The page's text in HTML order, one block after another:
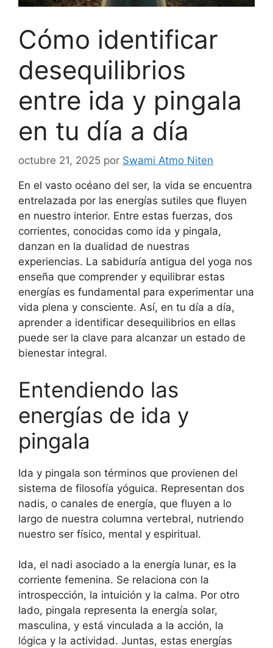
Cómo identificar
desequilibrios
entre ida y pingala
en tu día a día
octubre 21, 2025 por Swami Atmo Niten
En el vasto océano del ser, la vida se encuentra
entrelazada por las energías sutiles que fluyen
en nuestro interior. Entre estas fuerzas, dos
corrientes, conocidas como ida y pingala,
danzan en la dualidad de nuestras
experiencias. La sabiduría antigua del yoga nos
enseña que comprender y equilibrar estas
energías es fundamental para experimentar una
vida plena y consciente. Así, en tu día a día,
aprender a identificar desequilibrios en ellas
puede ser la clave para alcanzar un estado de
bienestar integral.
Entendiendo las
energías de ida y
pingala
Ida y pingala son términos que provienen del
sistema de filosofía yóguica. Representan dos
nadis, o canales de energía, que fluyen a lo
largo de nuestra columna vertebral, nutriendo
nuestro ser físico, mental y espiritual.
Ida, el nadi asociado a la energía lunar, es la
corriente femenina. Se relaciona con la
introspección, la intuición y la calma. Por otro
lado, pingala representa la energía solar,
masculina, y está vinculada a la acción, la
lógica y la actividad. Juntas, estas energías